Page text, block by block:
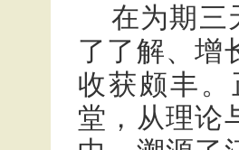
在为期三
了了解、增
收获颇丰
堂，从理论